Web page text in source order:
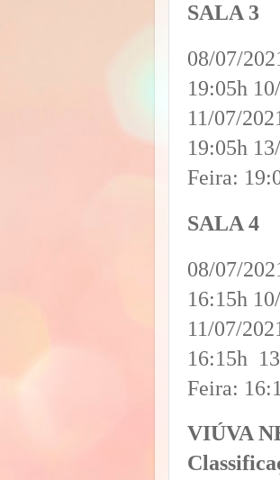
SALA 3
08/07/
19:05h
11/07/
19:05h
Feira:
SALA 4
08/07/
16:15h
11/07/
16:15h
Feira:
VIÚVA